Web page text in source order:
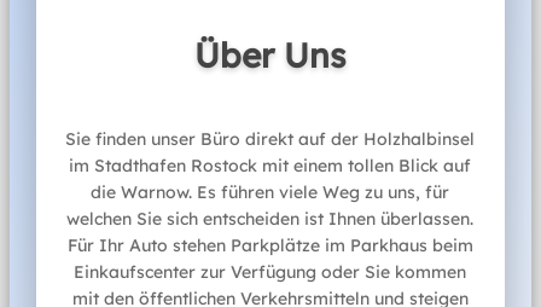
Mi
10:00-18:00
Do
10:00-18:00
0381 51088099
stadthafen-rostock@sonnenklar.de
Über Uns
Sie finden unser Büro direkt auf der Holzhalbinsel
im Stadthafen Rostock mit einem tollen Blick auf
die Warnow. Es führen viele Weg zu uns, für
welchen Sie sich entscheiden ist Ihnen überlassen.
Für Ihr Auto stehen Parkplätze im Parkhaus beim
Einkaufscenter zur Verfügung oder Sie kommen
mit den öffentlichen Verkehrsmitteln und steigen
Remondo Knospe
Solveig Inken
Expedientin